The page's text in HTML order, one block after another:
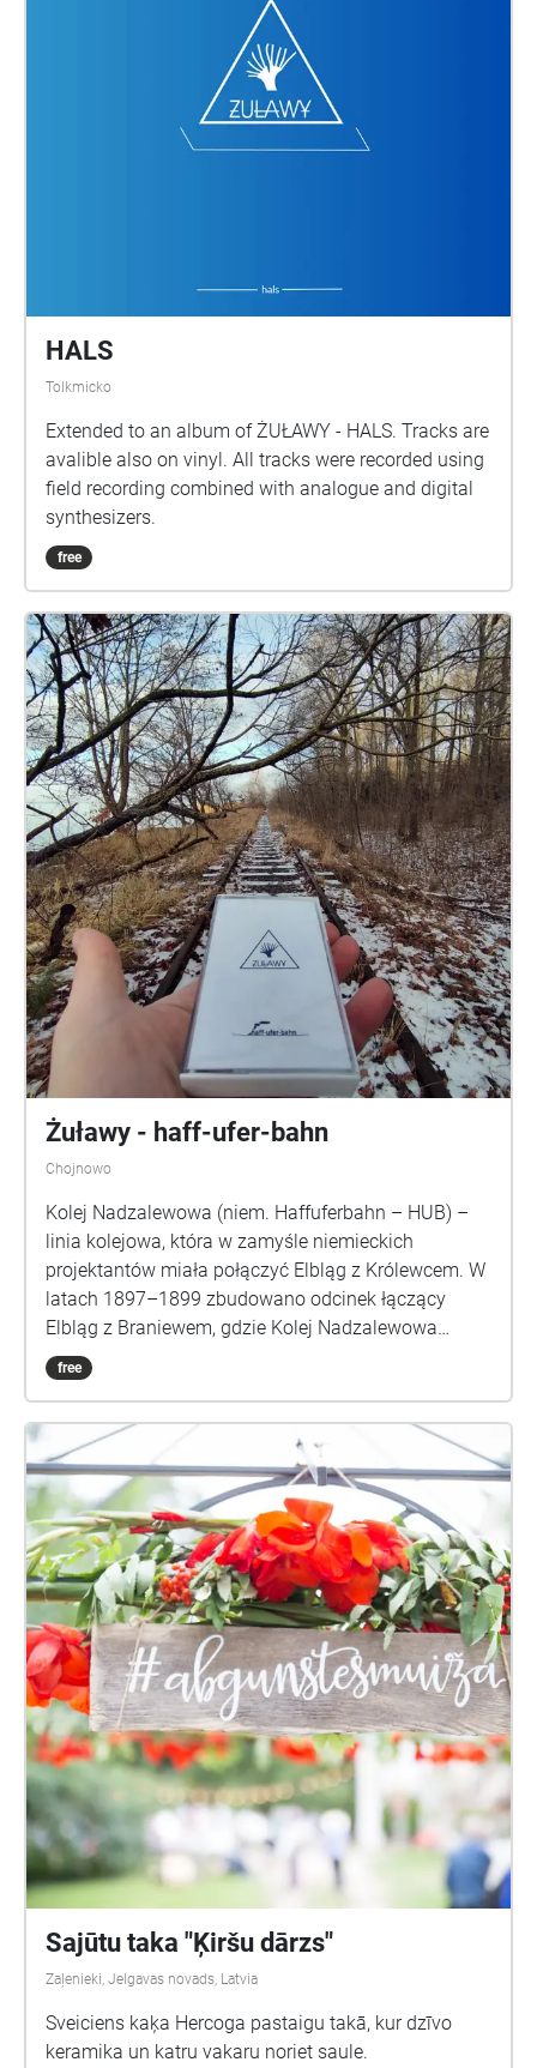
piesolījis lielāku samaksu, ja atklāsi arī citus muižas
HALS
Tolkmicko
Extended to an album of ŻUŁAWY - HALS. Tracks are
avalible also on vinyl. All tracks were recorded using
field recording combined with analogue and digital
synthesizers.
free
Żuławy - haff-ufer-bahn
Chojnowo
Kolej Nadzalewowa (niem. Haffuferbahn – HUB) –
linia kolejowa, która w zamyśle niemieckich
projektantów miała połączyć Elbląg z Królewcem. W
latach 1897–1899 zbudowano odcinek łączący
Elbląg z Braniewem, gdzie Kolej Nadzalewowa
łączyła się z Koleją Wschodnią umożliwiając dalszą
podróż aż do Królewca. Utwory, które usłyszysz
późnych latach osiemdziesiątych. Płyta dostępna
jest też w formie wydawnictw CD, MC, LP. ...Zimno
było, jak pamiętam musiał być to styczeń. Miałem
lat sześć, może siedem. Jechaliśmy z Braniewa do
domu, gdy w pewnym momencie pociąg niemalże
dotknął brzegu Zalewu. Tam widziałem
znieruchomiałe fale, spienioną, zamarzniętą wodę i
załamujące się grzebienie, które gotowe były uderzyć
w jej taflę, ale tuż przed tym zastygły w bezruchu.
Czas na zewnątrz się zatrzymał a pociąg ciągle gnał,
tuduk, tuduk tuduk... Zrealizowano w ramach
Stypendium Kulturalnego Miasta Elbląg
free
Sajūtu taka "Ķiršu dārzs"
Zaļenieki, Jelgavas novads, Latvia
Sveiciens kaķa Hercoga pastaigu takā, kur dzīvo
keramika un katru vakaru noriet saule.